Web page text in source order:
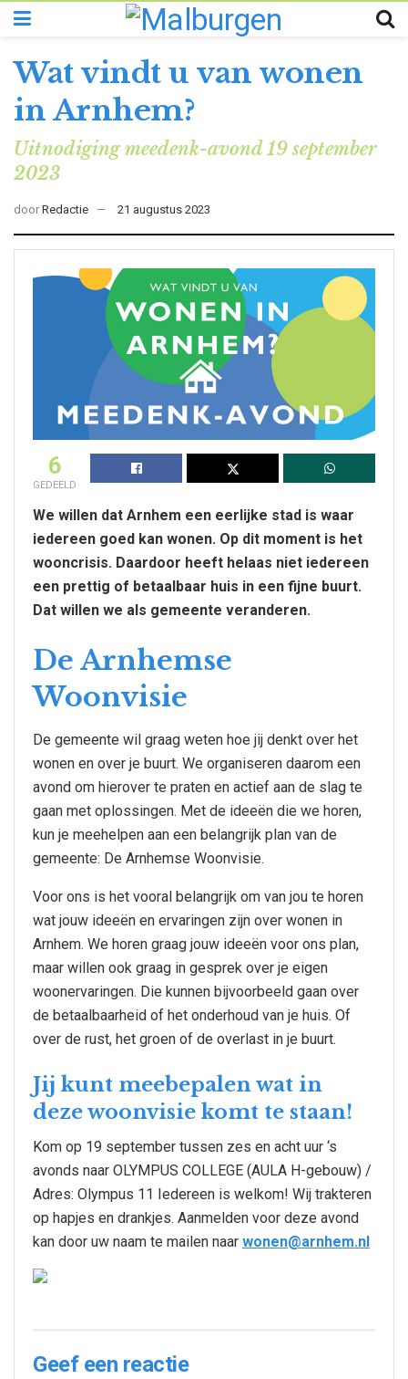
Wat vindt u van wonen
in Arnhem?
Uitnodiging meedenk-avond 19 september
2023
door Redactie 21 augustus 2023
6
GEDEELD
We willen dat Arnhem een eerlijke stad is waar
iedereen goed kan wonen. Op dit moment is het
wooncrisis. Daardoor heeft helaas niet iedereen
een prettig of betaalbaar huis in een fijne buurt.
Dat willen we als gemeente veranderen.
De Arnhemse
Woonvisie
De gemeente wil graag weten hoe jij denkt over het
wonen en over je buurt. We organiseren daarom een
avond om hierover te praten en actief aan de slag te
gaan met oplossingen. Met de ideeën die we horen,
kun je meehelpen aan een belangrijk plan van de
gemeente: De Arnhemse Woonvisie.
Voor ons is het vooral belangrijk om van jou te horen
wat jouw ideeën en ervaringen zijn over wonen in
Arnhem. We horen graag jouw ideeën voor ons plan,
maar willen ook graag in gesprek over je eigen
woonervaringen. Die kunnen bijvoorbeeld gaan over
de betaalbaarheid of het onderhoud van je huis. Of
over de rust, het groen of de overlast in je buurt.
Jij kunt meebepalen wat in
deze woonvisie komt te staan!
Kom op 19 september tussen zes en acht uur ‘s
avonds naar OLYMPUS COLLEGE (AULA H-gebouw) /
Adres: Olympus 11 Iedereen is welkom! Wij trakteren
op hapjes en drankjes. Aanmelden voor deze avond
kan door uw naam te mailen naar wonen@arnhem.nl
Geef een reactie